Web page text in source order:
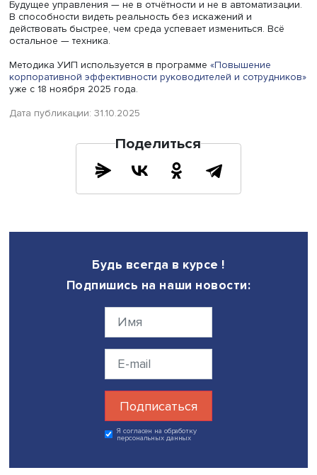
Простой тест для вашей компании: сколько совещаний
последний месяц можно было отменить без потери
результата? Если больше половины — у вас проблема
вы управляете иллюзией активности, а не бизнесом.
Второй тест: сколько времени уходит на обработку
— 3:1. Если у вас 5:1 или хуже — компания тратит
Что делать, если тесты показали проблему? Не
изменить всё сразу. Выберите три ключевых
против остальных.
Новый минимум выживания
Информационный интеллект — не конкурентное
становится такой же необходимостью. Компании без
мертвы. Просто ещё не все об этом знают.
Будущее управления — не в отчётности и не в
В способности видеть реальность без искажений и
остальное — техника.​​​​​​​​​​​​​​​​
Методика УИП используется в программе
уже с 18 ноября 2025 года.